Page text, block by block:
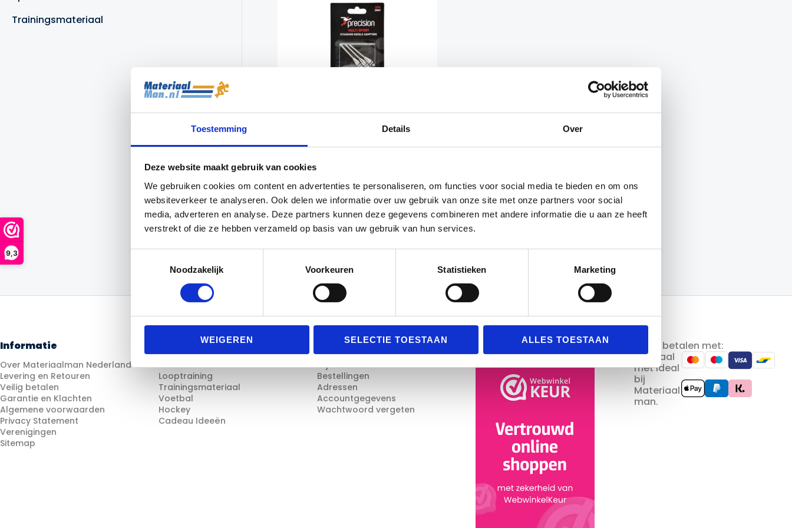
9,3
Toestemming Details Over
Deze website maakt gebruik van cookies
We gebruiken cookies om content en advertenties te personaliseren, om functies voor social media te bieden en om ons
websiteverkeer te analyseren. Ook delen we informatie over uw gebruik van onze site met onze partners voor social
media, adverteren en analyse. Deze partners kunnen deze gegevens combineren met andere informatie die u aan ze heeft
verstrekt of die ze hebben verzameld op basis van uw gebruik van hun services.
Noodzakelijk
Voorkeuren Statistieken Marketing
WEIGEREN SELECTIE TOESTAAN ALLES TOESTAAN
Trainingsmateriaal
Precision ballenpomp
naalden standaard
Ballenpomp
prijs
was:
€2.99.
prijs
is:
€2.29.
24 3
Informatie
Over Materiaalman Nederland
Levering en Retouren
Veilig betalen
Garantie en Klachten
Algemene voorwaarden
Privacy Statement
Verenigingen
Sitemap
Categorieën
Fitness
Looptraining
Trainingsmateriaal
Voetbal
Hockey
Cadeau Ideeën
Mijn Account
Mijn account
Bestellingen
Adressen
Accountgegevens
Wachtwoord vergeten
Veilig betalen met: